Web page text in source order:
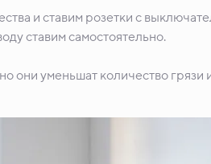
и ставим розетки с
ставим самостоятельно.
они уменьшат количество грязи